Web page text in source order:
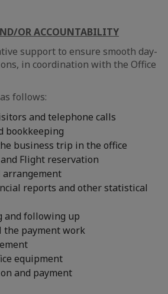
OR ACCOUNTABILITY
support to ensure smooth day-
in coordination with the Office
follows:
and telephone calls
bookkeeping
business trip in the office
Flight reservation
arrangement
reports and other statistical
and following up
the payment work
equipment
and payment